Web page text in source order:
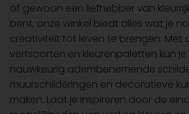
of gewoon een liefhebber van
bent, onze winkel biedt alles wat je
creativiteit tot leven te brengen. Met
verfsoorten en kleurenpaletten kun
nauwkeurig adembenemende
muurschilderingen en decoratieve
maken. Laat je inspireren door de